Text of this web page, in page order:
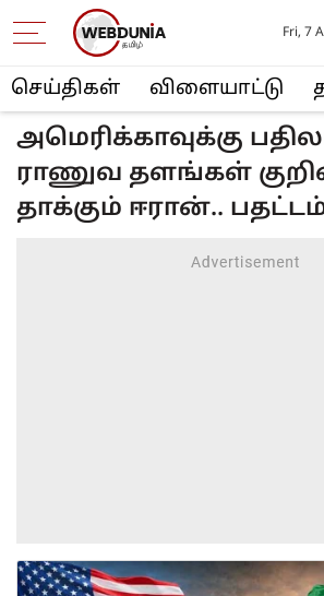
செய்திகள் விளையா‌ட்டு
Fri, 7
அமெரிக்காவுக்கு
ராணுவ தளங்கள்
தாக்கும் ஈரான்.. பதட்டம்